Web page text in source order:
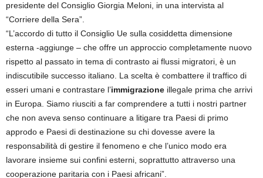
presidente del Consiglio Giorgia Meloni, in una intervista al
“Corriere della Sera”.
“L’accordo di tutto il Consiglio Ue sulla cosiddetta dimensione
esterna -aggiunge – che offre un approccio completamente nuovo
rispetto al passato in tema di contrasto ai flussi migratori, è un
indiscutibile successo italiano. La scelta è combattere il traffico di
esseri umani e contrastare l’immigrazione illegale prima che arrivi
in Europa. Siamo riusciti a far comprendere a tutti i nostri partner
che non aveva senso continuare a litigare tra Paesi di primo
approdo e Paesi di destinazione su chi dovesse avere la
responsabilità di gestire il fenomeno e che l’unico modo era
lavorare insieme sui confini esterni, soprattutto attraverso una
cooperazione paritaria con i Paesi africani”.